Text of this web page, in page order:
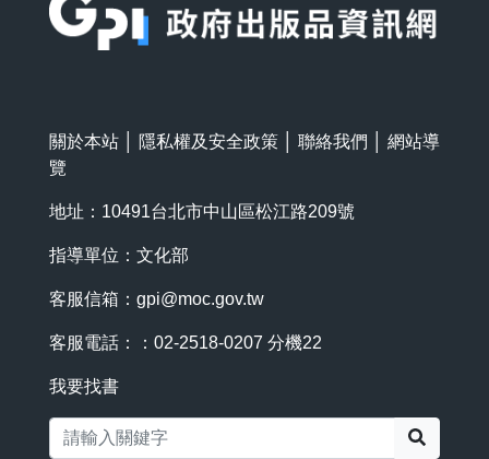
關於本站 隱私權及安全政策 聯絡我們
網站導
覽
地址：10491台北市中山區松江路209號
指導單位：文化部
客服信箱： gpi@moc.gov.tw
客服電話：：02-2518-0207 分機22
我要找書